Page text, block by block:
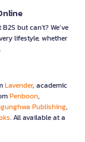
but can't? We’ve
lifestyle, whether
Lavender, academic
Penboon,
Publishing,
. All available at a